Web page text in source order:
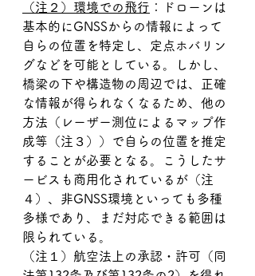
（注２）環境での飛行 ：ドローンは
基本的にGNSSからの情報によって
自らの位置を特定し、定点ホバリン
グなどを可能としている。しかし、
橋梁の下や構造物の周辺では、正確
な情報が得られなくなるため、他の
方法（レーザー測位によるマップ作
成等（注３））で自らの位置を推定
することが必要となる。こうしたサ
ービスも商用化されているが（注
４）、非GNSS環境といっても多種
多様であり、まだ対応できる範囲は
限られている。
（注１）航空法上の承認・許可（同